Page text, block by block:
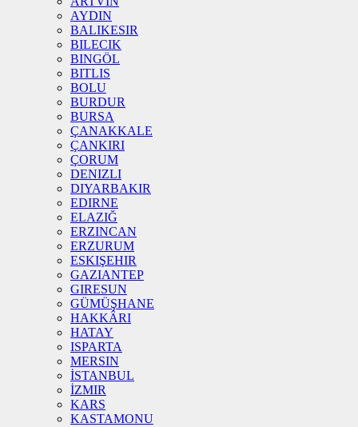
AYDIN
BALIKESIR
BILECIK
BINGÖL
BITLIS
BOLU
BURDUR
BURSA
ÇANAKKALE
ÇANKIRI
ÇORUM
DENIZLI
DIYARBAKIR
EDIRNE
ELAZIĞ
ERZINCAN
ERZURUM
ESKIŞEHIR
GAZIANTEP
GIRESUN
GÜMÜŞHANE
HAKKÂRI
HATAY
ISPARTA
MERSIN
İSTANBUL
İZMIR
KARS
KASTAMONU